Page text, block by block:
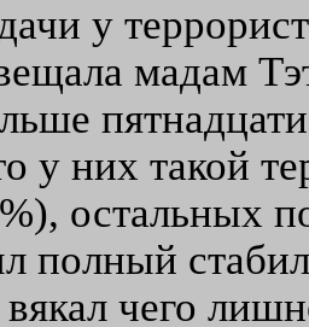
у
мадам
у них такой
остальных
полный
чего